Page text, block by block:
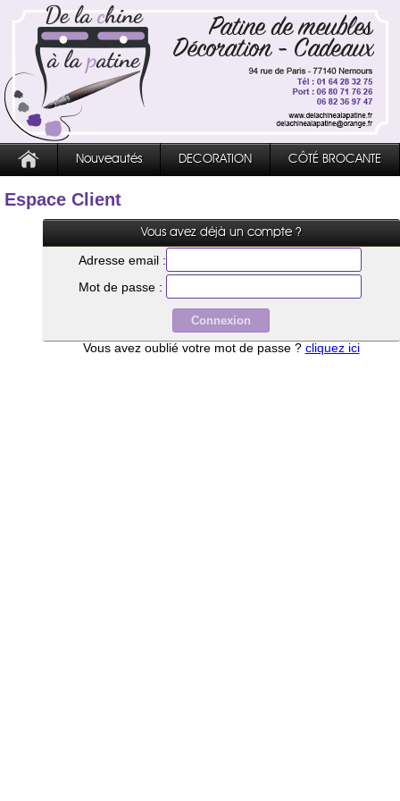
Nouveautés DECORATION CÔTÉ BROCANTE
Espace Client
Vous avez déjà un compte ?
Adresse email :
Mot de passe :
Vous avez oublié votre mot de passe ? cliquez ici